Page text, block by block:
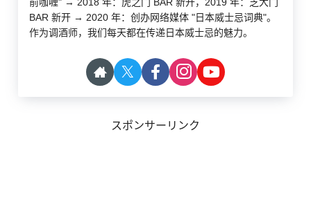
前咖喱" → 2018 年：虎之门 BAR 新开，2019 年：芝大门
BAR 新开 → 2020 年：创办网络媒体 "日本威士忌词典"。
作为调酒师，我们每天都在传递日本威士忌的魅力。
スポンサーリンク